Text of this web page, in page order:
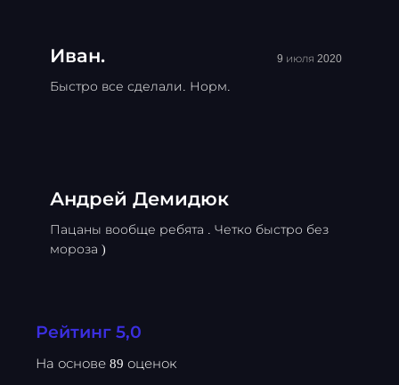
Иван. 9 июля 2020
Быстро все сделали. Норм.
Андрей Демидюк
Пацаны вообще ребята . Четко быстро без
мороза )
Рейтинг 5,0
На основе 89 оценок